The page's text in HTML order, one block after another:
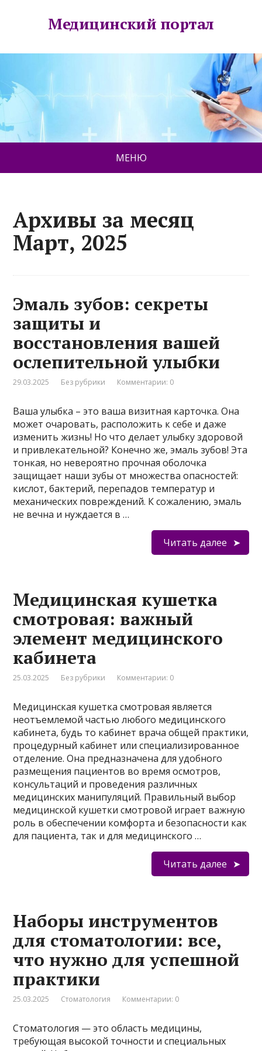
Медицинский портал
МЕНЮ
Архивы за месяц
Март, 2025
Эмаль зубов: секреты
защиты и
восстановления вашей
ослепительной улыбки
29.03.2025 Без рубрики Комментарии: 0
Ваша улыбка – это ваша визитная карточка. Она
может очаровать, расположить к себе и даже
изменить жизнь! Но что делает улыбку здоровой
и привлекательной? Конечно же, эмаль зубов! Эта
тонкая, но невероятно прочная оболочка
защищает наши зубы от множества опасностей:
кислот, бактерий, перепадов температур и
механических повреждений. К сожалению, эмаль
не вечна и нуждается в …
Читать далее
Медицинская кушетка
смотровая: важный
элемент медицинского
кабинета
25.03.2025 Без рубрики Комментарии: 0
Медицинская кушетка смотровая является
неотъемлемой частью любого медицинского
кабинета, будь то кабинет врача общей практики,
процедурный кабинет или специализированное
отделение. Она предназначена для удобного
размещения пациентов во время осмотров,
консультаций и проведения различных
медицинских манипуляций. Правильный выбор
медицинской кушетки смотровой играет важную
роль в обеспечении комфорта и безопасности как
для пациента, так и для медицинского …
Читать далее
Наборы инструментов
для стоматологии: все,
что нужно для успешной
практики
25.03.2025 Стоматология Комментарии: 0
Стоматология — это область медицины,
требующая высокой точности и специальных